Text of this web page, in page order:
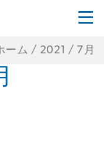
ーム / 2021 / 7月